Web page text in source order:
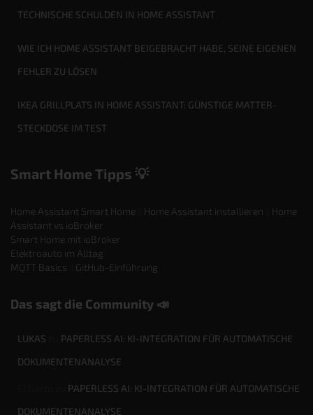
TECHNISCHE SCHULDEN IN HOME ASSISTANT
WIE ICH HOME ASSISTANT BEIGEBRACHT HABE, SEINE EIGENEN
FEHLER ZU LÖSEN
IKEA GRILLPLATS IN HOME ASSISTANT: GÜNSTIGE MATTER-
STECKDOSE IM TEST
Smart Home Tipps 💡
Home Assistant Smart Home Home Assistant installieren
Home
Assistant vs ioBroker
Smart Home mit ioBroker
Elektroauto im Alltag
MQTT Basics
GitHub-Einführung
Das sagt die Community 📣
LUKAS
PAPERLESS AI: KI-INTEGRATION FÜR AUTOMATISCHE
DOKUMENTENANALYSE
PAPERLESS AI: KI-INTEGRATION FÜR AUTOMATISCHE
DOKUMENTENANALYSE